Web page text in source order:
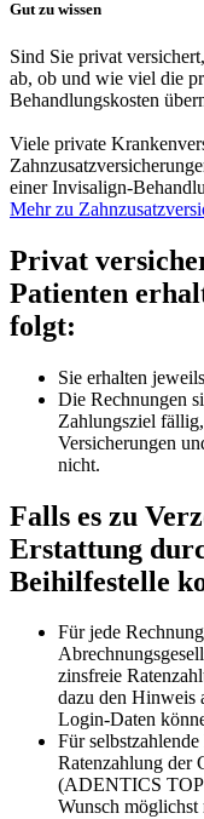
Gut zu wissen
Sind Sie privat
ab, ob und wie viel die
Behandlungskosten
Viele private
einer Invisalign-
Mehr zu
Privat
Patienten
folgt:
Sie erhalten
Die Rechnungen
Zahlungsziel
Versicherungen
nicht.
Falls es zu
Erstattung
Beihilfestelle
Für jede
zinsfreie
dazu den Hinweis
Login-Daten
Für
Ratenzahlung der
(ADENTICS TOP
Wunsch